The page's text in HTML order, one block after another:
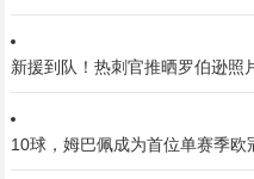
新援到队！热刺官推晒罗伯逊照
10球，姆巴佩成为首位单赛季欧